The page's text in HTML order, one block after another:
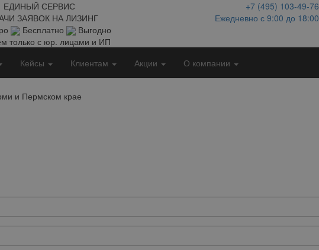
ЕДИНЫЙ СЕРВИС
ЗАЯВОК НА ЛИЗИНГ
Бесплатно
Выгодно
только с юр. лицами и ИП
+7 (495) 103-49-76
Ежедневно с 9:00 до 18:00
Кейсы Клиентам Акции О компании
и Пермском крае